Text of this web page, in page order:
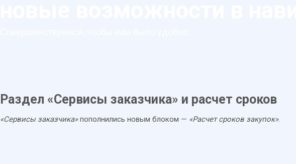
Раздел «Сервисы заказчика» и расчет сроков
«Сервисы заказчика»пополнились новым блоком — «Расчет сроков закупок».